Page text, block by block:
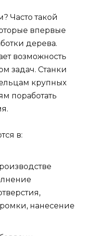
Часто такой
впервые
дерева.
возможность
задач. Станки
крупных
поработать
в:
нанесение